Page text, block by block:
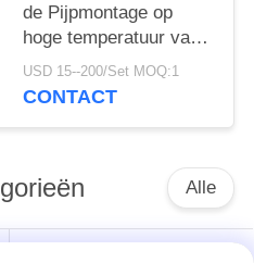
de Pijpmontage op
hoge temperatuur van
het Weerstands
Concentrische
USD 15--200/Set MOQ:1
CONTACT
Alle